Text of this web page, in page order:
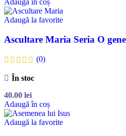
Adaugă în coș
Adaugă la favorite
Ascultare Maria Seria O
(0)
În stoc
40.00 lei
Adaugă în coș
Adaugă la favorite